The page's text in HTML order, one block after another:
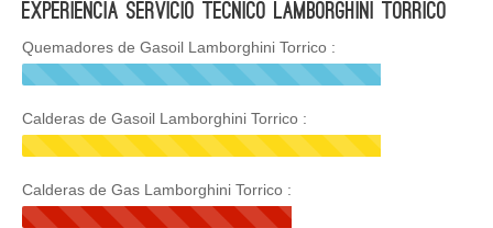
Experiencia Servicio Tecnico Lamborghini Torrico
Quemadores de Gasoil Lamborghini Torrico :
Calderas de Gasoil Lamborghini Torrico :
Calderas de Gas Lamborghini Torrico :